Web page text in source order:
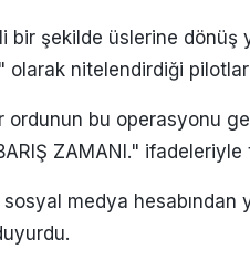
bir şekilde üslerine
olarak nitelendirdiği
ordunun bu operasyonu
ZAMANI." ifadeleriyle
medya hesabından